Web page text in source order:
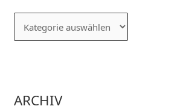
ARCHIV